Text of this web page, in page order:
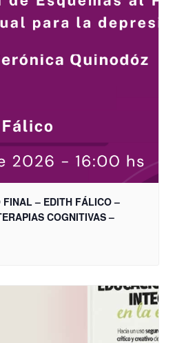
– EDITH FÁLICO –
COGNITIVAS –